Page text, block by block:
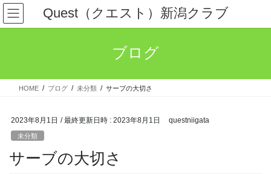
コ
ン
テ
ス
ナ
ビ
ゲ
ン
Quest（クエスト）新潟クラブ
ブログ
HOME ブログ 未分類 サーブの大切さ
2023年8月1日 / 最終更新日時 : 2023年8月1日 questniigata
未分類
サーブの大切さ